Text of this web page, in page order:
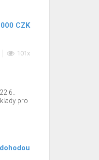
CZK
101x
pro
dohodou